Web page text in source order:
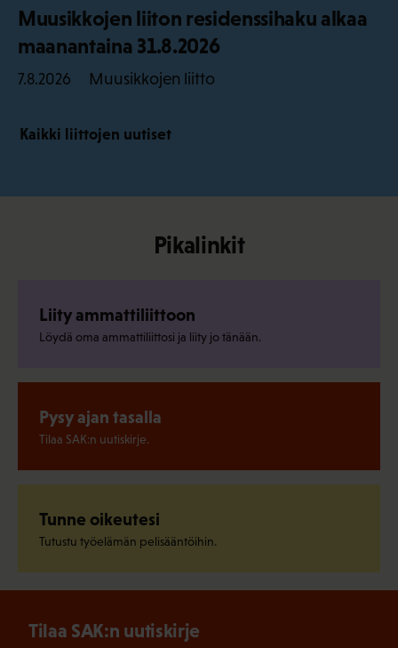
Muusikkojen liiton residenssihaku alkaa
maanantaina 31.8.2026
7.8.2026 Muusikkojen liitto
Kaikki liittojen uutiset
Pikalinkit
Liity ammattiliittoon
Löydä oma ammattiliittosi ja liity jo tänään.
Pysy ajan tasalla
Tilaa SAK:n uutiskirje.
Tunne oikeutesi
Tutustu työelämän pelisääntöihin.
Tilaa SAK:n uutiskirje